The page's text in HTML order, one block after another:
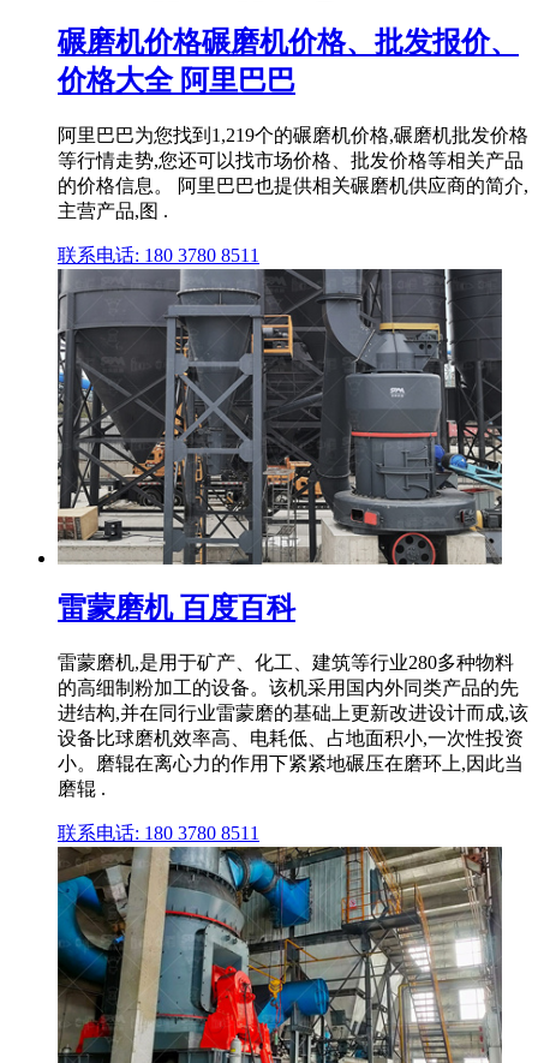
碾磨机价格碾磨机价格、批发报价、
价格大全 阿里巴巴
阿里巴巴为您找到1,219个的碾磨机价格,碾磨机批发价格
等行情走势,您还可以找市场价格、批发价格等相关产品
的价格信息。 阿里巴巴也提供相关碾磨机供应商的简介,
主营产品,图 .
联系电话: 180 3780 8511
雷蒙磨机 百度百科
雷蒙磨机,是用于矿产、化工、建筑等行业280多种物料
的高细制粉加工的设备。该机采用国内外同类产品的先
进结构,并在同行业雷蒙磨的基础上更新改进设计而成,该
设备比球磨机效率高、电耗低、占地面积小,一次性投资
小。磨辊在离心力的作用下紧紧地碾压在磨环上,因此当
磨辊 .
联系电话: 180 3780 8511